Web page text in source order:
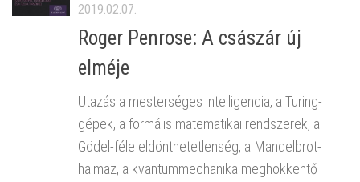
2019.02.07.
Roger Penrose: A császár új
elméje
Utazás a mesterséges intelligencia, a Turing-
gépek, a formális matematikai rendszerek, a
Gödel-féle eldönthetetlenség, a Mandelbrot-
halmaz, a kvantummechanika meghökkentő